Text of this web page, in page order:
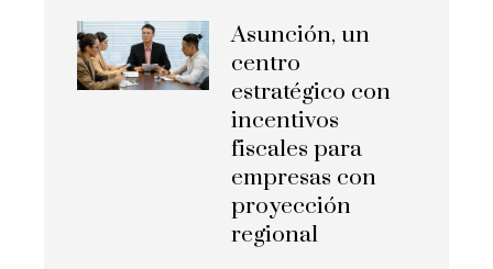
Asunción, un
centro
estratégico con
incentivos
fiscales para
empresas con
proyección
regional